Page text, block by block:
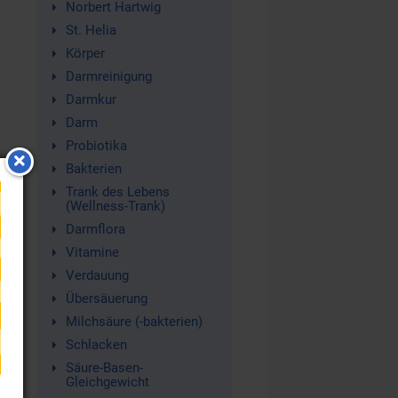
Norbert Hartwig
St. Helia
Körper
Darmreinigung
Darmkur
Darm
Probiotika
Bakterien
Trank des Lebens
(Wellness-Trank)
Darmflora
Vitamine
Verdauung
Übersäuerung
Milchsäure (-bakterien)
Schlacken
Säure-Basen-
Gleichgewicht